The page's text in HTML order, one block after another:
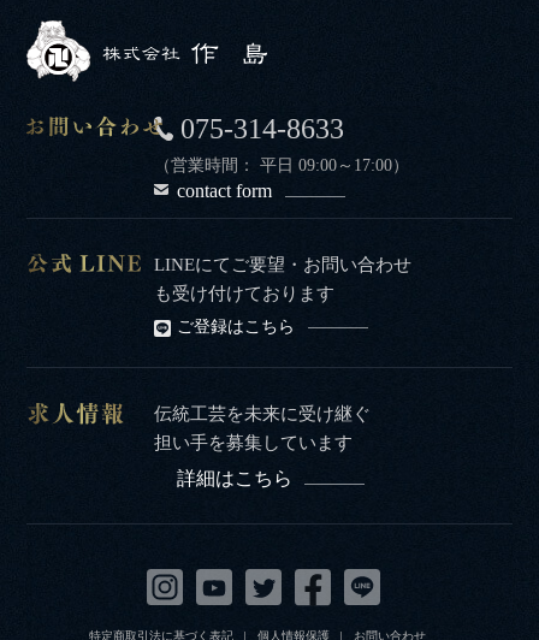
075-314-8633
（営業時間： 平日 09:00～17:00）
contact form
LINEにてご要望・お問い合わせ
も受け付けております
ご登録はこちら
伝統工芸を未来に受け継ぐ
担い手を募集しています
詳細はこちら
特定商取引法に基づく表記 個人情報保護 お問い合わせ